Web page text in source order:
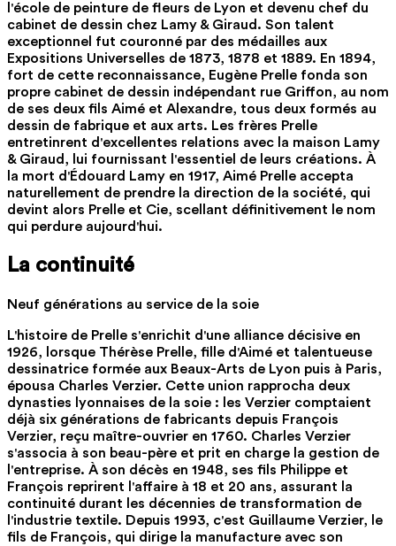
l'école de peinture de fleurs de Lyon et devenu chef du
cabinet de dessin chez Lamy & Giraud. Son talent
exceptionnel fut couronné par des médailles aux
Expositions Universelles de 1873, 1878 et 1889. En 1894,
fort de cette reconnaissance, Eugène Prelle fonda son
propre cabinet de dessin indépendant rue Griffon, au nom
de ses deux fils Aimé et Alexandre, tous deux formés au
dessin de fabrique et aux arts. Les frères Prelle
entretinrent d'excellentes relations avec la maison Lamy
& Giraud, lui fournissant l'essentiel de leurs créations. À
la mort d'Édouard Lamy en 1917, Aimé Prelle accepta
naturellement de prendre la direction de la société, qui
devint alors Prelle et Cie, scellant définitivement le nom
qui perdure aujourd'hui.
La continuité
Neuf générations au service de la soie
L'histoire de Prelle s'enrichit d'une alliance décisive en
1926, lorsque Thérèse Prelle, fille d'Aimé et talentueuse
dessinatrice formée aux Beaux-Arts de Lyon puis à Paris,
épousa Charles Verzier. Cette union rapprocha deux
dynasties lyonnaises de la soie : les Verzier comptaient
déjà six générations de fabricants depuis François
Verzier, reçu maître-ouvrier en 1760. Charles Verzier
s'associa à son beau-père et prit en charge la gestion de
l'entreprise. À son décès en 1948, ses fils Philippe et
François reprirent l'affaire à 18 et 20 ans, assurant la
continuité durant les décennies de transformation de
l'industrie textile. Depuis 1993, c'est Guillaume Verzier, le
fils de François, qui dirige la manufacture avec son